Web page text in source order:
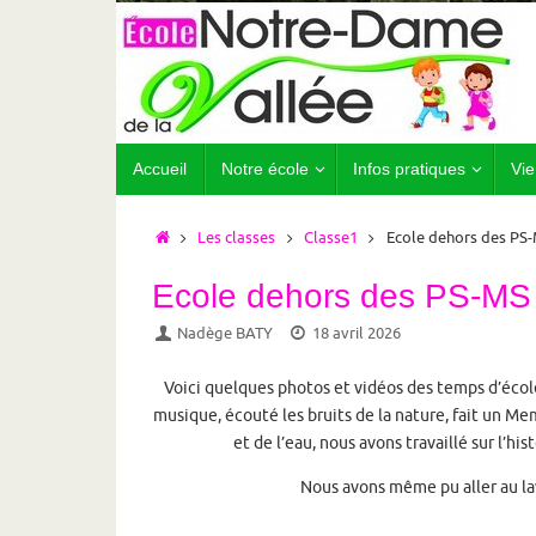
Accueil Notre école Infos pratiques
AccueilLes classes Classe1 Ecole dehors des
Ecole dehors des PS-
Nadège BATY 18 avril 2026
Voici quelques photos et vidéos des temps
musique, écouté les bruits de la nature, fait un
et de l’eau, nous avons travaillé sur
Nous avons même pu aller au